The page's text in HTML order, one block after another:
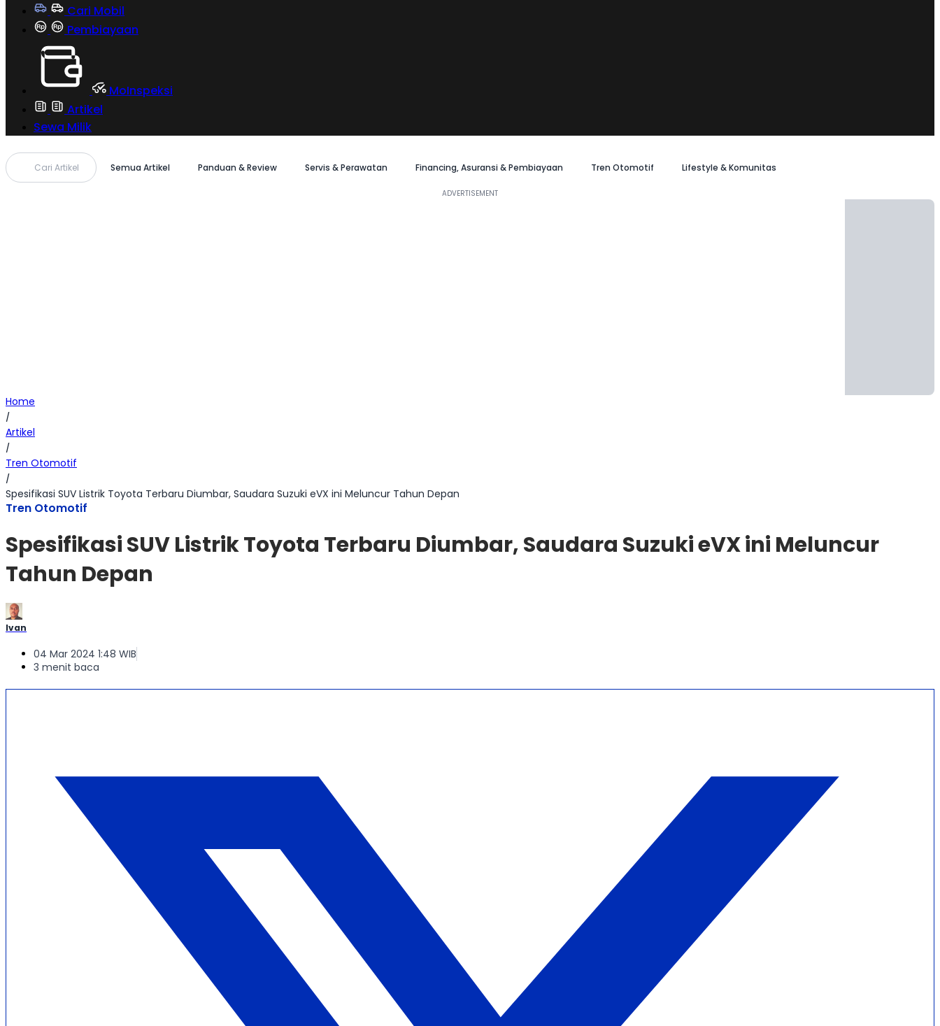
Cari Mobil
Pembiayaan
MoInspeksi
Artikel
Sewa Milik
Cari Artikel Semua Artikel Panduan & Review Servis & Perawatan Financing, Asuransi & Pembiayaan Tren Otomotif Lifestyle & Komunitas
Home
/
Artikel
/
Tren Otomotif
/
Spesifikasi SUV Listrik Toyota Terbaru Diumbar, Saudara Suzuki eVX ini Meluncur Tahun Depan
Tren Otomotif
Spesifikasi SUV Listrik Toyota Terbaru Diumbar, Saudara Suzuki eVX ini Meluncur
Tahun Depan
Ivan
04 Mar 2024 1:48 WIB
3 menit baca